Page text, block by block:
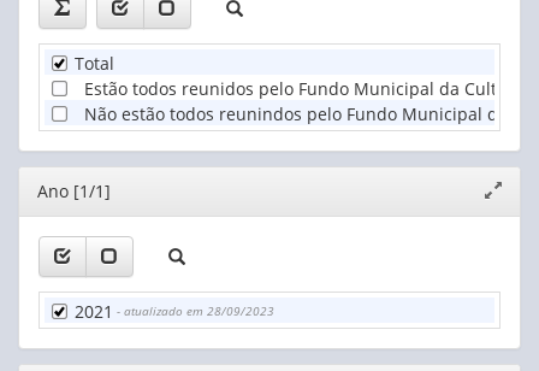
Total
Estão todos reunidos pelo Fundo Municipal da Cultura
Não estão todos reunindos pelo Fundo Municipal de
Editor
janela
Ano [1/1]
2021 - atualizado em 28/09/2023